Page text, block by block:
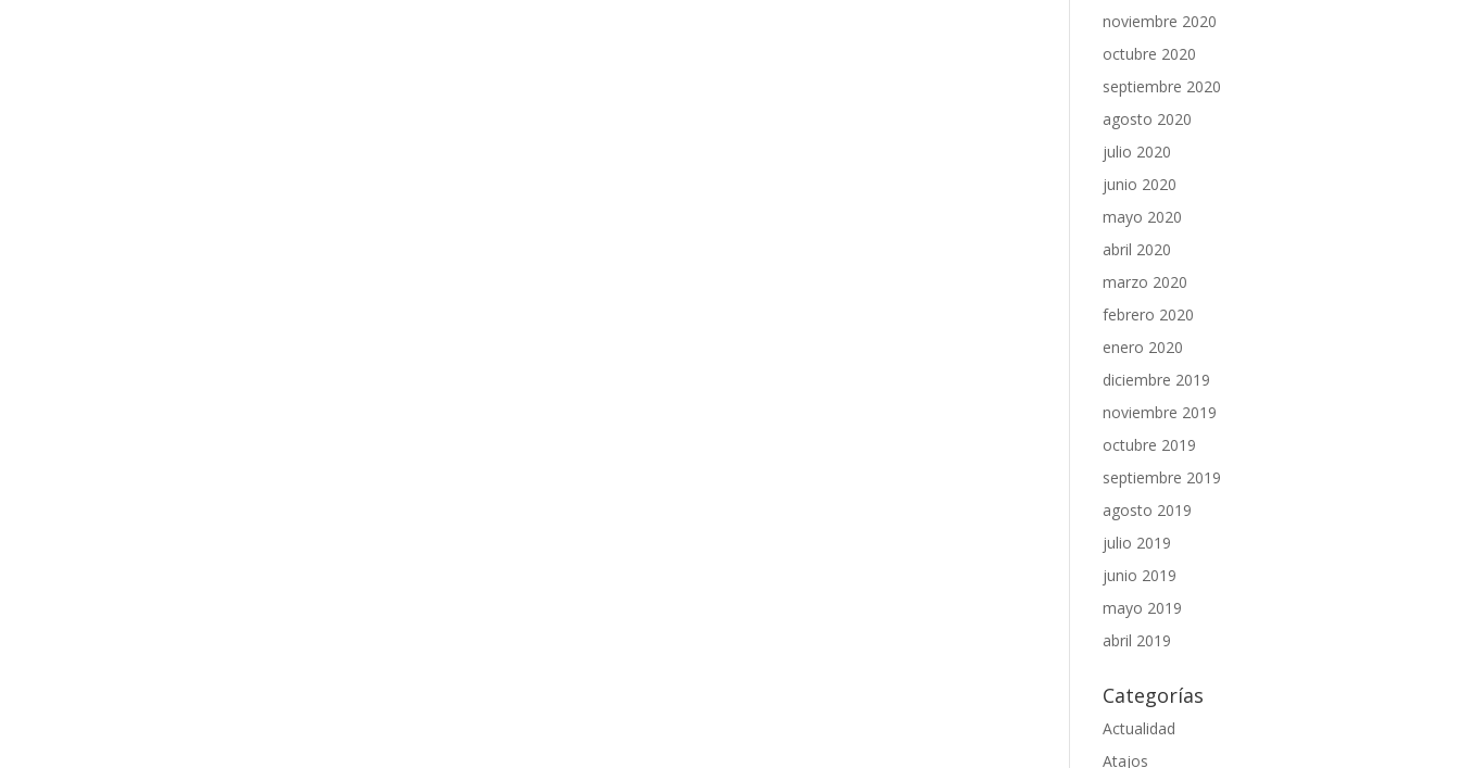
noviembre 2020
octubre 2020
septiembre 2020
agosto 2020
julio 2020
junio 2020
mayo 2020
abril 2020
marzo 2020
febrero 2020
enero 2020
diciembre 2019
noviembre 2019
octubre 2019
septiembre 2019
agosto 2019
julio 2019
junio 2019
mayo 2019
abril 2019
Categorías
Actualidad
Atajos